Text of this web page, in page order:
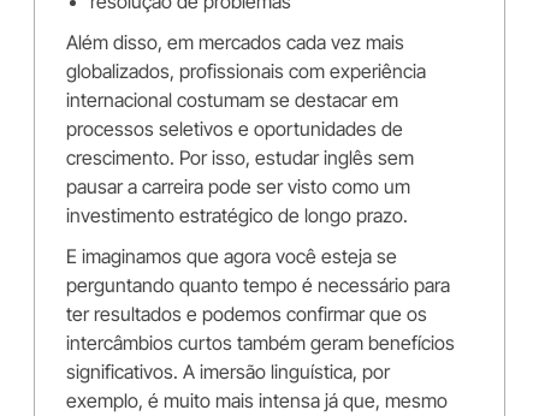
Além disso, em mercados cada vez mais
globalizados, profissionais com experiência
internacional costumam se destacar em
processos seletivos e oportunidades de
crescimento. Por isso, estudar inglês sem
pausar a carreira pode ser visto como um
investimento estratégico de longo prazo.
E imaginamos que agora você esteja se
perguntando quanto tempo é necessário para
ter resultados e podemos confirmar que os
intercâmbios curtos também geram benefícios
significativos. A imersão linguística, por
exemplo, é muito mais intensa já que, mesmo